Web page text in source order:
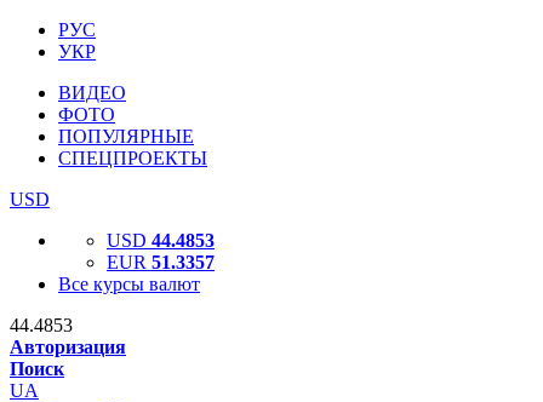
РУС
УКР
ВИДЕО
ФОТО
ПОПУЛЯРНЫЕ
СПЕЦПРОЕКТЫ
USD
USD 44.4853
EUR 51.3357
Все курсы валют
44.4853
Авторизация
Поиск
UA